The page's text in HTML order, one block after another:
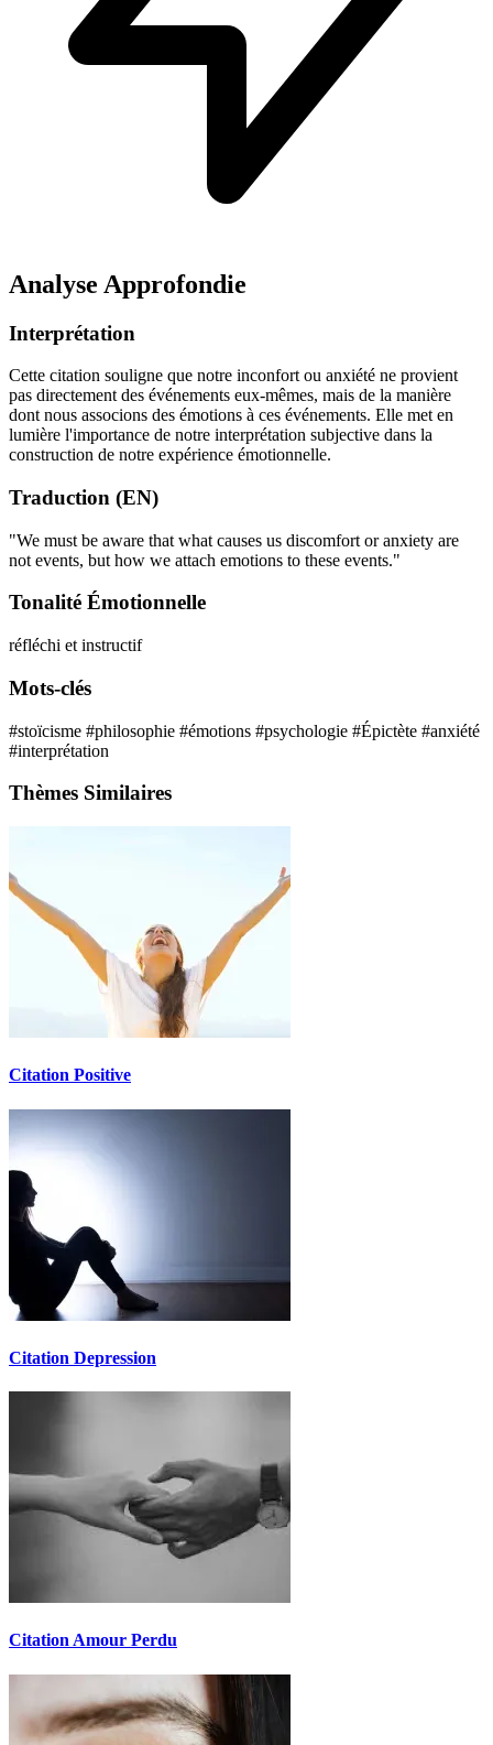
Analyse Approfondie
Interprétation
Cette citation souligne que notre inconfort ou anxiété ne provient
pas directement des événements eux-mêmes, mais de la manière
dont nous associons des émotions à ces événements. Elle met en
lumière l'importance de notre interprétation subjective dans la
construction de notre expérience émotionnelle.
Traduction (EN)
"We must be aware that what causes us discomfort or anxiety are
not events, but how we attach emotions to these events."
Tonalité Émotionnelle
réfléchi et instructif
Mots-clés
#stoïcisme #philosophie #émotions #psychologie #Épictète #anxiété
#interprétation
Thèmes Similaires
Citation Positive
Citation Depression
Citation Amour Perdu